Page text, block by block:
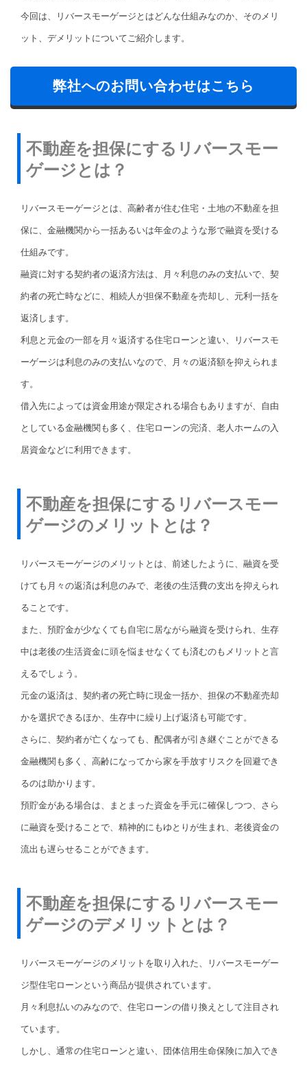
今回は、リバースモーゲージとはどんな仕組みなのか、そのメリ
ット、デメリットについてご紹介します。
弊社へのお問い合わせはこちら
不動産を担保にするリバースモー
ゲージとは？
リバースモーゲージとは、高齢者が住む住宅・土地の不動産を担
保に、金融機関から一括あるいは年金のような形で融資を受ける
仕組みです。
融資に対する契約者の返済方法は、月々利息のみの支払いで、契
約者の死亡時などに、相続人が担保不動産を売却し、元利一括を
返済します。
利息と元金の一部を月々返済する住宅ローンと違い、リバースモ
ーゲージは利息のみの支払いなので、月々の返済額を抑えられま
す。
借入先によっては資金用途が限定される場合もありますが、自由
としている金融機関も多く、住宅ローンの完済、老人ホームの入
居資金などに利用できます。
不動産を担保にするリバースモー
ゲージのメリットとは？
リバースモーゲージのメリットとは、前述したように、融資を受
けても月々の返済は利息のみで、老後の生活費の支出を抑えられ
ることです。
また、預貯金が少なくても自宅に居ながら融資を受けられ、生存
中は老後の生活資金に頭を悩ませなくても済むのもメリットと言
えるでしょう。
元金の返済は、契約者の死亡時に現金一括か、担保の不動産売却
かを選択できるほか、生存中に繰り上げ返済も可能です。
さらに、契約者が亡くなっても、配偶者が引き継ぐことができる
金融機関も多く、高齢になってから家を手放すリスクを回避でき
るのは助かります。
預貯金がある場合は、まとまった資金を手元に確保しつつ、さら
に融資を受けることで、精神的にもゆとりが生まれ、老後資金の
流出も遅らせることができます。
不動産を担保にするリバースモー
ゲージのデメリットとは？
リバースモーゲージのメリットを取り入れた、リバースモーゲー
ジ型住宅ローンという商品が提供されています。
月々利息払いのみなので、住宅ローンの借り換えとして注目され
ています。
しかし、通常の住宅ローンと違い、団体信用生命保険に加入でき